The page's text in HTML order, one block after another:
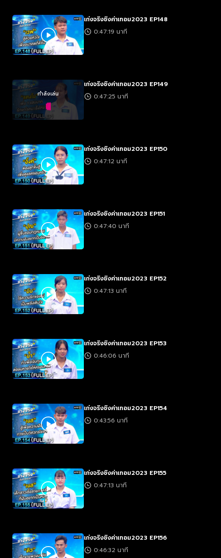
เก่งจริงชิงค่าเทอม2023 EP148
0:47:19 นาที
กำลังเล่น
เก่งจริงชิงค่าเทอม2023 EP149
0:47:25 นาที
เก่งจริงชิงค่าเทอม2023 EP150
0:47:12 นาที
เก่งจริงชิงค่าเทอม2023 EP151
0:47:40 นาที
เก่งจริงชิงค่าเทอม2023 EP152
0:47:13 นาที
เก่งจริงชิงค่าเทอม2023 EP153
0:46:06 นาที
เก่งจริงชิงค่าเทอม2023 EP154
0:43:56 นาที
เก่งจริงชิงค่าเทอม2023 EP155
0:47:13 นาที
เก่งจริงชิงค่าเทอม2023 EP156
0:46:32 นาที